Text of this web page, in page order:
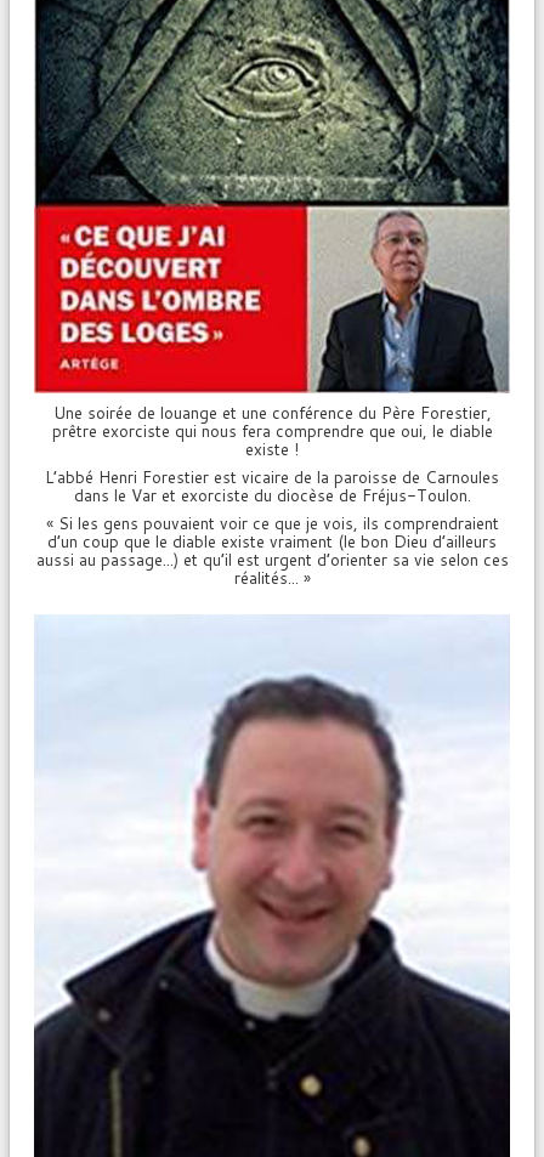
Une soirée de louange et une conférence du Père Forestier,
prêtre exorciste qui nous fera comprendre que oui, le diable
existe !
L’abbé Henri Forestier est vicaire de la paroisse de Carnoules
dans le Var et exorciste du diocèse de Fréjus-Toulon.
« Si les gens pouvaient voir ce que je vois, ils comprendraient
d’un coup que le diable existe vraiment (le bon Dieu d’ailleurs
aussi au passage...) et qu’il est urgent d’orienter sa vie selon ces
réalités... »